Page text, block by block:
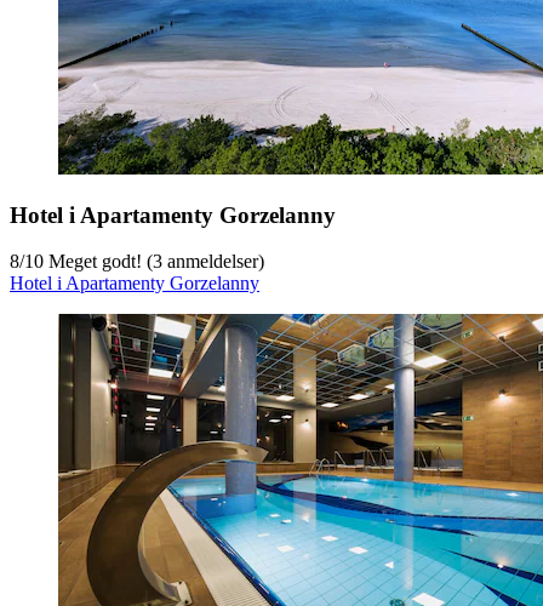
Hotel i Apartamenty Gorzelanny
8/10 Meget godt! (3 anmeldelser)
Hotel i Apartamenty Gorzelanny